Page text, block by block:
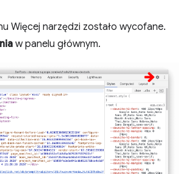
Więcej narzędzi zostało wycofane.
w panelu głównym.